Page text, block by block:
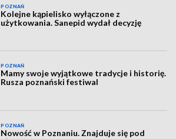
POZNAŃ
Kolejne kąpielisko wyłączone z
użytkowania. Sanepid wydał decyzję
POZNAŃ
Mamy swoje wyjątkowe tradycje i historię.
Rusza poznański festiwal
POZNAŃ
Nowość w Poznaniu. Znajduje się pod